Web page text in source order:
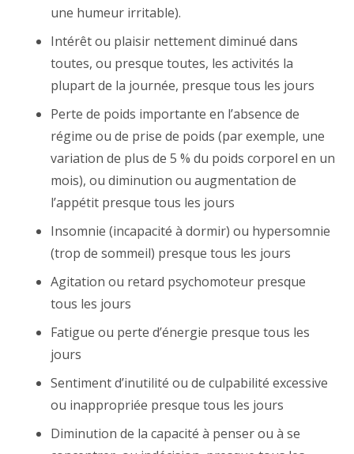
une humeur irritable).
Intérêt ou plaisir nettement diminué dans
toutes, ou presque toutes, les activités la
plupart de la journée, presque tous les jours
Perte de poids importante en l’absence de
régime ou de prise de poids (par exemple, une
variation de plus de 5 % du poids corporel en un
mois), ou diminution ou augmentation de
l’appétit presque tous les jours
Insomnie (incapacité à dormir) ou hypersomnie
(trop de sommeil) presque tous les jours
Agitation ou retard psychomoteur presque
tous les jours
Fatigue ou perte d’énergie presque tous les
jours
Sentiment d’inutilité ou de culpabilité excessive
ou inappropriée presque tous les jours
Diminution de la capacité à penser ou à se